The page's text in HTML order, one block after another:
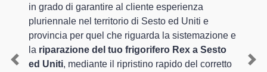
in grado di garantire al cliente esperienza
pluriennale nel territorio di Sesto ed Uniti e
provincia per quel che riguarda la sistemazione e
la riparazione del tuo frigorifero Rex a Sesto
ed Uniti, mediante il ripristino rapido del corretto
Previous